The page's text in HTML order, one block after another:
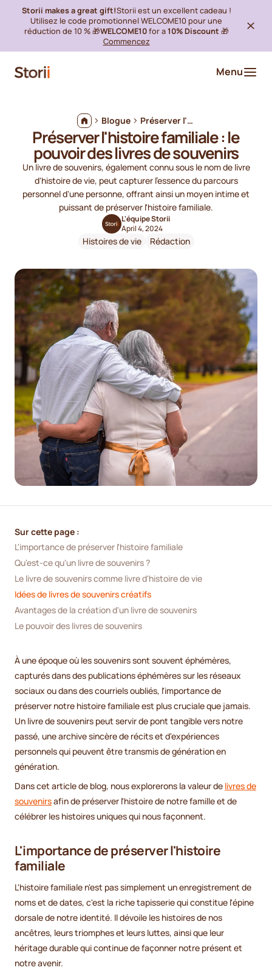
Storii makes a great gift!Storii est un excellent cadeau !
Utilisez le code promotionnel WELCOME10 pour une
réduction de 10 % 🎁WELCOME10for a10% Discount 🎁
Commencez
Menu
Blogue Préserver l'histoire familiale : le pouvoir des livres de souvenirs
Préserver l'histoire familiale : le
pouvoir des livres de souvenirs
Un livre de souvenirs, également connu sous le nom de livre
d'histoire de vie, peut capturer l'essence du parcours
personnel d'une personne, offrant ainsi un moyen intime et
puissant de préserver l'histoire familiale.
L'équipe Storii
April 4, 2024
Histoires de vie Rédaction
Sur cette page :
L'importance de préserver l'histoire familiale
Qu'est-ce qu'un livre de souvenirs ?
Le livre de souvenirs comme livre d'histoire de vie
Idées de livres de souvenirs créatifs
Avantages de la création d'un livre de souvenirs
Le pouvoir des livres de souvenirs
À une époque où les souvenirs sont souvent éphémères,
capturés dans des publications éphémères sur les réseaux
sociaux ou dans des courriels oubliés, l'importance de
préserver notre histoire familiale est plus cruciale que jamais.
Un livre de souvenirs peut servir de pont tangible vers notre
passé, une archive sincère de récits et d'expériences
personnels qui peuvent être transmis de génération en
génération.
Dans cet article de blog, nous explorerons la valeur de livres de
souvenirsafin de préserver l'histoire de notre famille et de
célébrer les histoires uniques qui nous façonnent.
L'importance de préserver l'histoire
familiale
L'histoire familiale n'est pas simplement un enregistrement de
noms et de dates, c'est la riche tapisserie qui constitue l'épine
dorsale de notre identité. Il dévoile les histoires de nos
ancêtres, leurs triomphes et leurs luttes, ainsi que leur
héritage durable qui continue de façonner notre présent et
notre avenir.